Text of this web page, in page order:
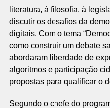
literatura, à filosofia, à
discutir os desafios da
digitais. Com o tema
como construir um debate
abordaram liberdade de
algoritmos e participação
propostas para qualificar o
Segundo o chefe do